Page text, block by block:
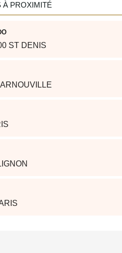
À PROXIMITÉ
ST DENIS